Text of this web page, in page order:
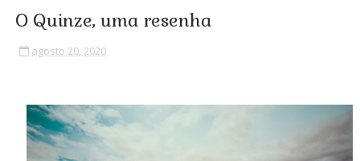
O Quinze, uma resenha
agosto 20, 2020